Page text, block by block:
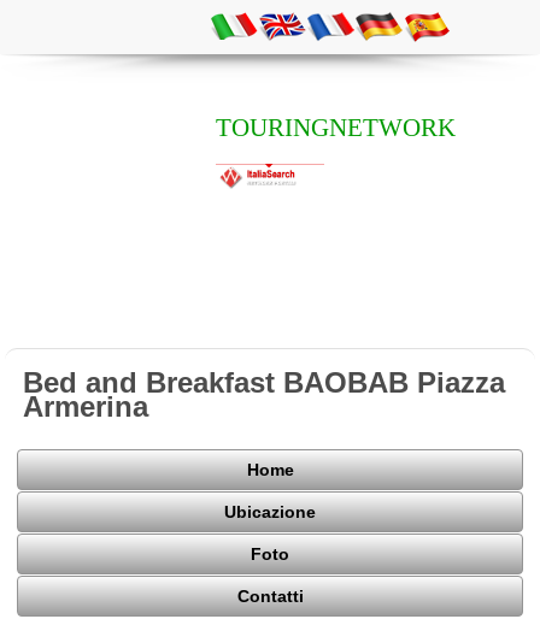
TOURINGNETWORK
Bed and Breakfast BAOBAB Piazza
Armerina
Home
Ubicazione
Foto
Contatti